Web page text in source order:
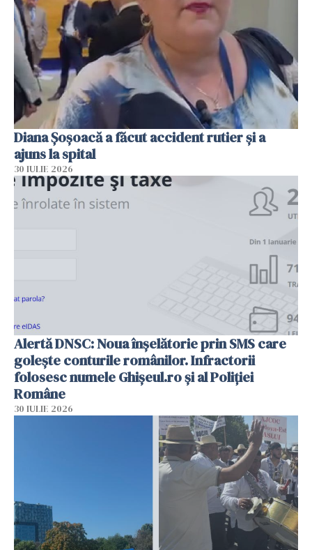
Diana Șoșoacă a făcut accident rutier și a
ajuns la spital
30 IULIE 2026
Alertă DNSC: Noua înșelătorie prin SMS care
golește conturile românilor. Infractorii
folosesc numele Ghișeul.ro și al Poliției
Române
30 IULIE 2026